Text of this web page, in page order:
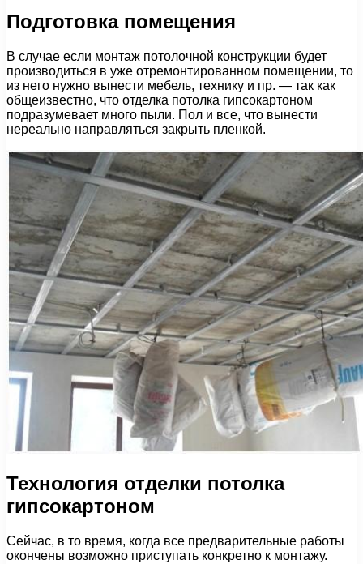
Подготовка помещения
В случае если монтаж потолочной конструкции будет
производиться в уже отремонтированном помещении, то
из него нужно вынести мебель, технику и пр. — так как
общеизвестно, что отделка потолка гипсокартоном
подразумевает много пыли. Пол и все, что вынести
нереально направляться закрыть пленкой.
Технология отделки потолка
гипсокартоном
Сейчас, в то время, когда все предварительные работы
окончены возможно приступать конкретно к монтажу.